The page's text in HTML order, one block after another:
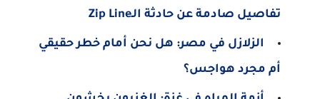
تفاصيل صادمة عن حادثة الـZip Line
الزلازل في مصر: هل نحن أمام خطر حقيقي
أم مجرد هواجس؟